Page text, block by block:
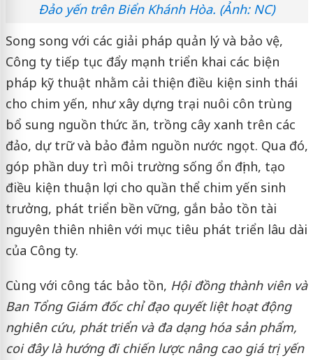
Đảo yến trên Biển Khánh Hòa. (Ảnh: NC)
Song song với các giải pháp quản lý và bảo vệ,
Công ty tiếp tục đẩy mạnh triển khai các biện
pháp kỹ thuật nhằm cải thiện điều kiện sinh thái
cho chim yến, như xây dựng trại nuôi côn trùng
bổ sung nguồn thức ăn, trồng cây xanh trên các
đảo, dự trữ và bảo đảm nguồn nước ngọt. Qua đó,
góp phần duy trì môi trường sống ổn định, tạo
điều kiện thuận lợi cho quần thể chim yến sinh
trưởng, phát triển bền vững, gắn bảo tồn tài
nguyên thiên nhiên với mục tiêu phát triển lâu dài
của Công ty.
Cùng với công tác bảo tồn, Hội đồng thành viên và
Ban Tổng Giám đốc chỉ đạo quyết liệt hoạt động
nghiên cứu, phát triển và đa dạng hóa sản phẩm,
coi đây là hướng đi chiến lược nâng cao giá trị yến